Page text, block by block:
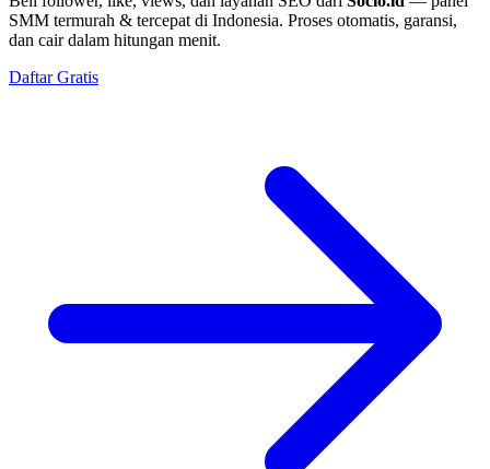
SMM termurah & tercepat di Indonesia. Proses otomatis, garansi,
dan cair dalam hitungan menit.
Daftar Gratis